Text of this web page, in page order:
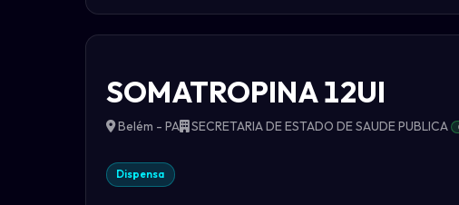
SOMATROPINA 12UI
Belém - PA SECRETARIA DE ESTADO DE SAUDE PUBLICA
Dispensa